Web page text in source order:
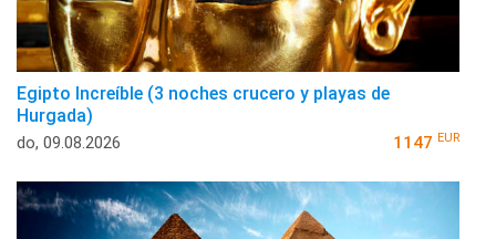
Egipto Increíble (3 noches crucero y playas de
Hurgada)
do, 09.08.2026 1147 EUR